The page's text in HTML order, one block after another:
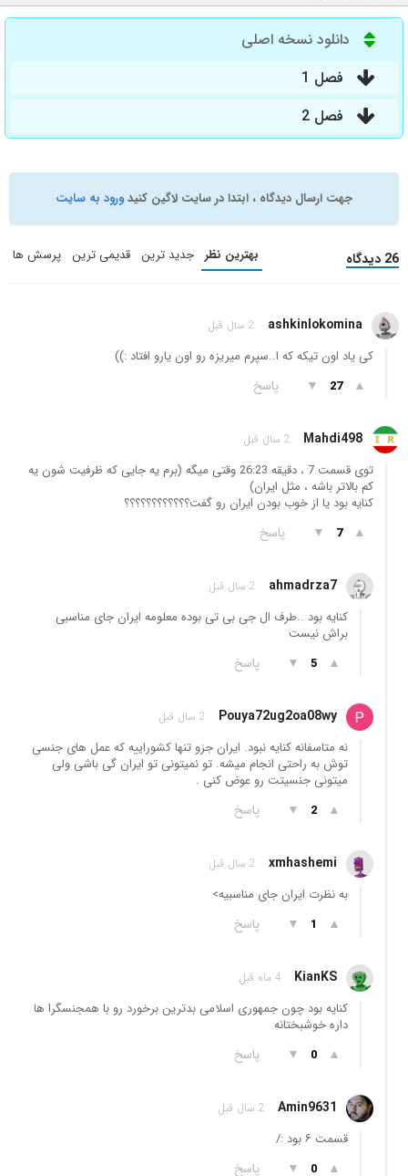
دانلود نسخه اصلی
فصل 1
فصل 2
جهت ارسال دیدگاه ، ابتدا در سایت لاگین کنیدورود به سایت
26 دیدگاه بهترین نظر جدید ترین قدیمی ترین پرسش ها
ashkinlokomina 2 سال قبل
کی یاد اون تیکه که ا..سپرم میریزه رو اون یارو افتاد :))
▲
27
▼ پاسخ
Mahdi498 2 سال قبل
توی قسمت 7 ، دقیقه 26:23 وقتی میگه (برم یه جایی که ظرفیت شون یه
کم بالاتر باشه ، مثل ایران)
کنایه بود یا از خوب بودن ایران رو گفت؟؟؟؟؟؟؟؟؟؟؟؟
▲
7
▼ پاسخ
ahmadrza7 2 سال قبل
کنایه بود ..طرف ال جی بی تی بوده معلومه ایران جای مناسبی
براش نیست
▲
5
▼ پاسخ
Pouya72ug2oa08wy 2 سال قبل
نه متاسفانه کنایه نبود. ایران جزو تنها کشوراییه که عمل های جنسی
توش به راحتی انجام میشه. تو نمیتونی تو ایران گی باشی ولی
میتونی جنسیتت رو عوض کنی .
▲
2
▼ پاسخ
xmhashemi 2 سال قبل
به نظرت ایران جای مناسبیه>
▲
1
▼ پاسخ
KianKS 4 ماه قبل
کنایه بود چون جمهوری اسلامی بدترین برخورد رو با همجنسگرا ها
داره خوشبختانه
▲
0
▼ پاسخ
Amin9631 2 سال قبل
قسمت ۶ بود :/
▲
0
▼ پاسخ